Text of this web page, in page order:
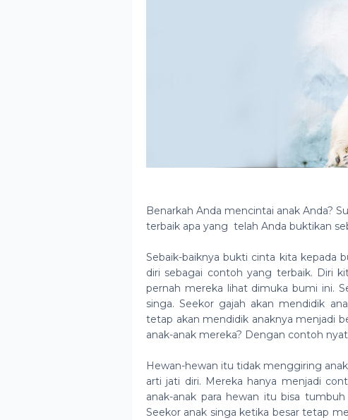
Benarkah Anda mencintai anak Anda?
terbaik apa yang telah Anda buktikan
Sebaik-baiknya bukti cinta kita kepada
diri sebagai contoh yang terbaik. Diri
pernah mereka lihat dimuka bumi ini.
singa. Seekor gajah akan mendidik
tetap akan mendidik anaknya menjadi
anak-anak mereka? Dengan contoh
Hewan-hewan itu tidak menggiring
arti jati diri. Mereka hanya menjadi
anak-anak para hewan itu bisa
Seekor anak singa ketika besar tetap